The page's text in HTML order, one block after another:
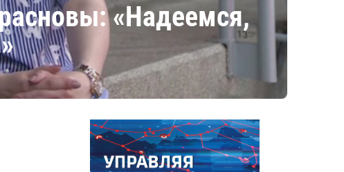
«Надеемся,